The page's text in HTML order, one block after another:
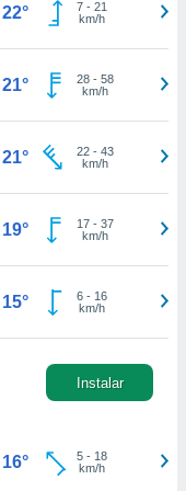
22° 7- 21
km/h
21° 28- 58
km/h
21° 22- 43
km/h
19° 17- 37
km/h
15° 6- 16
km/h
Instalar
16° 5- 18
km/h